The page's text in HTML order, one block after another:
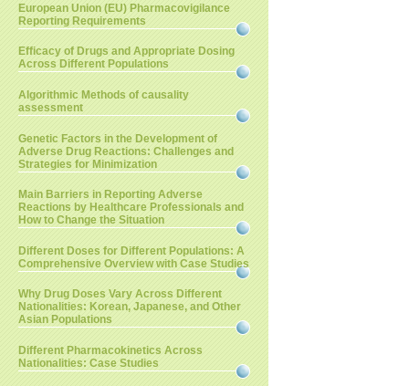
European Union (EU) Pharmacovigilance
Reporting Requirements
Efficacy of Drugs and Appropriate Dosing
Across Different Populations
Algorithmic Methods of causality
assessment
Genetic Factors in the Development of
Adverse Drug Reactions: Challenges and
Strategies for Minimization
Main Barriers in Reporting Adverse
Reactions by Healthcare Professionals and
How to Change the Situation
Different Doses for Different Populations: A
Comprehensive Overview with Case Studies
Why Drug Doses Vary Across Different
Nationalities: Korean, Japanese, and Other
Asian Populations
Different Pharmacokinetics Across
Nationalities: Case Studies